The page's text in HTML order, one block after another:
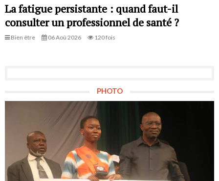
La fatigue persistante : quand faut-il
consulter un professionnel de santé ?
Bien être 06 Aoû 2026 120 fois
PHOTO